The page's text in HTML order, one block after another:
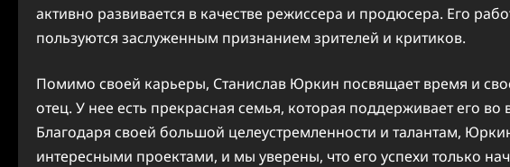
активно развивается в качестве режиссера и продюсера. Его
пользуются заслуженным признанием зрителей и критиков.
Помимо своей карьеры, Станислав Юркин посвящает время и
отец. У нее есть прекрасная семья, которая поддерживает его
Благодаря своей большой целеустремленности и талантам,
интересными проектами, и мы уверены, что его успехи только